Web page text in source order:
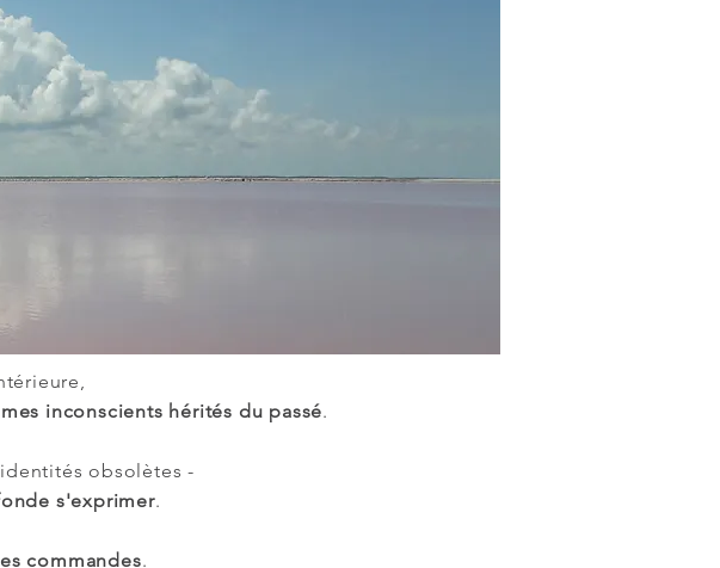
inconscients hérités du passé.
obsolètes -
s'exprimer.
commandes.